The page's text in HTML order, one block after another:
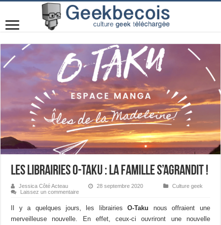
Les librairies O-Taku : la famille s’agrandit !
Jessica Côté Acteau 28 septembre 2020
Culture geek
Laissez un commentaire
Il y a quelques jours, les librairiesO-Taku nous offraient une
merveilleuse nouvelle. En effet, ceux-ci ouvriront une nouvelle